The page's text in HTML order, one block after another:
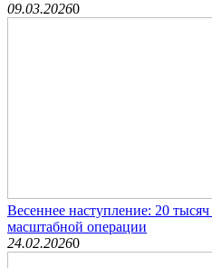
09.03.20260
Весеннее наступление: 20
масштабной операции
24.02.20260